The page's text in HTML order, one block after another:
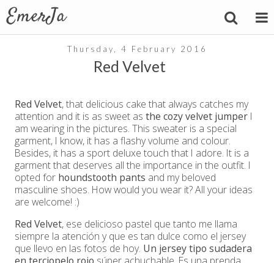
Thursday, 4 February 2016
Red Velvet
Red Velvet, that delicious cake that always catches my
attention and it is as sweet as the cozy velvet jumper I
am wearing in the pictures. This sweater is a special
garment, I know, it has a flashy volume and colour.
Besides, it has a sport deluxe touch that I adore. It is a
garment that deserves all the importance in the outfit. I
opted for houndstooth pants and my beloved
masculine shoes. How would you wear it? All your ideas
are welcome! :)
Red Velvet, ese delicioso pastel que tanto me llama
siempre la atención y que es tan dulce como el jersey
que llevo en las fotos de hoy. Un jersey tipo sudadera